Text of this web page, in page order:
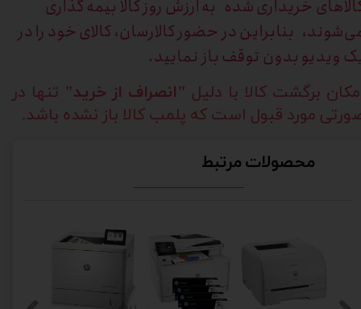
خریداریشده به ارزش روز کالا بیمه گذاری
بنابراین در حضور کالارسان، کالای خود را در
ویدیو بدون توقف باز نمایید.
برگشت کالا با دلیل "انصراف از خرید" تنها در
مورد قبول است که پلمب کالا باز نشده باشد.
محصولات مرتبط